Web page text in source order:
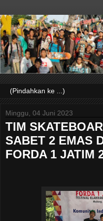
Minggu, 04 Juni 2023
TIM
SABET 2 EMAS
FORDA 1 JATIM